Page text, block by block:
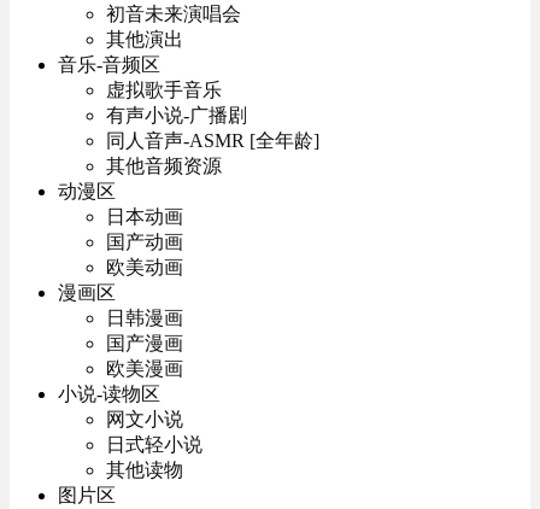
初音未来演唱会
其他演出
音乐-音频区
虚拟歌手音乐
有声小说-广播剧
同人音声-ASMR [全年龄]
其他音频资源
动漫区
日本动画
国产动画
欧美动画
漫画区
日韩漫画
国产漫画
欧美漫画
小说-读物区
网文小说
日式轻小说
其他读物
图片区